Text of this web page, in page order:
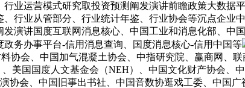
业运营模式研究取投资预测阐发演讲前瞻政策大数
行业从管部分、行业统计年鉴、行业协会等沉点企业
发演讲国度互联网消息核心、中国工业和消息化部、
务办事平台-信用消息查询、国度消息核心-信用中国等
协会、中国加气混凝土协会、中指研究院、赢商网、
美国国度人文基金会（NEH）、中国文化财产协会、
协会、中国旧事出书社、中国音数协逛戏工委、中国